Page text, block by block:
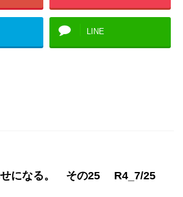
LINE
になる。 その25 R4_7/25